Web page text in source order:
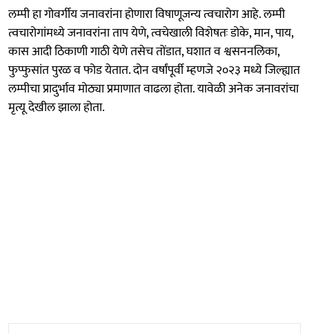
लम्पी हा गोवर्गीय जनावरांना होणारा विषाणूजन्य त्वचारोग आहे. लम्पी
त्वचारोगांमध्ये जनावरांना ताप येणे, त्वचेखाली विशेषतः डोके, मान, पाय,
कास आदी ठिकाणी गाठी येणे तसेच तोंडात, घशात व श्वसननलिका,
फुप्फुसांत पुरळ व फोड येतात. दोन वर्षांपूर्वी म्हणजे २०२३ मध्ये जिल्ह्यात
लम्पीचा प्रादुर्भाव मोठ्या प्रमाणात वाढला होता. यावेळी अनेक जनावरांचा
मृत्यू देखील झाला होता.